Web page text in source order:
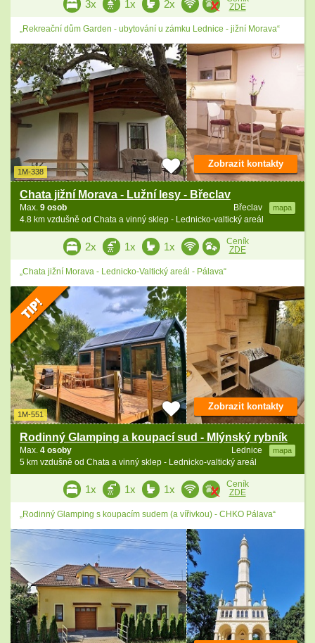
3x 1x 2x
ZDE
„Rekreační dům Garden - ubytování u zámku Lednice - jižní Morava“
1M-338
Chata jižní Morava - Lužní lesy - Břeclav
Břeclav mapa
Max. 9 osob
4.8 km vzdušně od Chata a vinný sklep - Lednicko-valtický areál
Zobrazit kontakty
2x 1x 1x
Ceník
ZDE
„Chata jižní Morava - Lednicko-Valtický areál - Pálava“
1M-551
Rodinný Glamping a koupací sud - Mlýnský rybník
Lednice mapa
Max. 4 osoby
5 km vzdušně od Chata a vinný sklep - Lednicko-valtický areál
Zobrazit kontakty
1x 1x 1x
Ceník
ZDE
„Rodinný Glamping s koupacím sudem (a vířivkou) - CHKO Pálava“